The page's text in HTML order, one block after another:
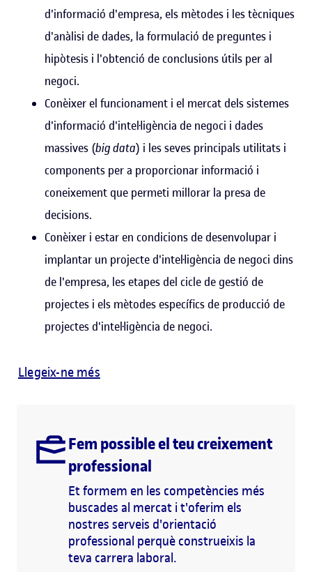
d'informació d'empresa, els mètodes i les tècniques
d'anàlisi de dades, la formulació de preguntes i
hipòtesis i l'obtenció de conclusions útils per al
negoci.
Conèixer el funcionament i el mercat dels sistemes
d'informació d'intel·ligència de negoci i dades
massives (big data) i les seves principals utilitats i
components per a proporcionar informació i
coneixement que permeti millorar la presa de
decisions.
Conèixer i estar en condicions de desenvolupar i
implantar un projecte d'intel·ligència de negoci dins
de l'empresa, les etapes del cicle de gestió de
projectes i els mètodes específics de producció de
projectes d'intel·ligència de negoci.
Llegeix-ne més
Fem possible el teu creixement
professional
Et formem en les competències més
buscades al mercat i t'oferim els
nostres serveis d'orientació
professional perquè construeixis la
teva carrera laboral.